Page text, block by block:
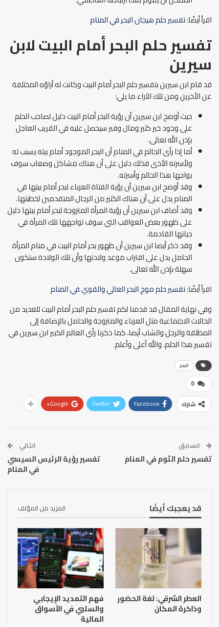
اقرأ أيضًا:تفسير حلم هيجان البحر في المنام
تفسير حلم البحر أمام البيت لابن
سيرين
قد قام ابن سيرين بتفسير حلم البحر أمام البيت وكانت له أراؤه المختلفة
عن الأخرين ومن تلك الآراء ما يلي:
حيث أوضح ابن سيرين أن رؤية البحر أمام البيت دليل لصاحب الحلم
على وجود خير كثير ومال وفير سيحصل عليه في القريب العاجل
بإذن الله تعالى.
أما إذا رأى الحالم في المنام أن البحر الموجود أمام بيته يسبب له
ولأسرته الأذى فذلك دليل على أن هناك مشاكل وصعاب سوف
يواجها هذا الحالم وأسرته.
وقد أوضح ابن سيرين أن رؤية الفتاة العزباء لبحر أمام بيتها في
المنام يدل على أن هناك الكثير من الرجال المتقدمين لخطبتها.
وقد أضاف ابن سيرين أن رؤية المرأة المتزوجة لبحر أمام بيتها دليل
على ظهور بعض العواقب التي سوف تواجهها تلك المرأة في
حياتها القادمة.
وقد ذكر أيضا ابن سيرين أن ظهور بحر أمام البيت في منام المرأة
الحامل يدل على اقتراب موعد ولادتها وأن تلك الولادة ستكون
سهلة بإذن الله تعالى.
اقرأ أيضًا:تفسير حلم موج البحر العالي والقوي في المنام
وفي نهاية المقال قد قدمنا لكم تفسير حلم البحر أمام البيت للعديد من
الحالات الاجتماعية مثل العزباء والمتزوجة والحامل بالإضافة إلى
المطلقة والرجل والشاب أيضا، كما ذكرنا رأي العالم الكبير ابن سيرين في
تفسير هذا الحلم، والله أعلى وأعلم.
البحر
0
شارك Facebook
Twitter
Google+
السابق
تفسير حلم الثوم في المنام
التالي
تفسير رؤية الرئيس السيسي
في المنام
قد يعجبك أيضًا المزيد من المؤلف
العطر الشرقي: لغة الحضور
وذاكرة المكان
فهم التمديد الإيجابي
والسلبي في الأسواق
المالية